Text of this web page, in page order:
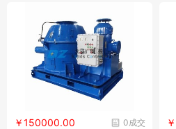
0成交
￥150000.00